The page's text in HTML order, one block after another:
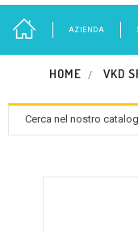
AZIENDA
HOME VKD